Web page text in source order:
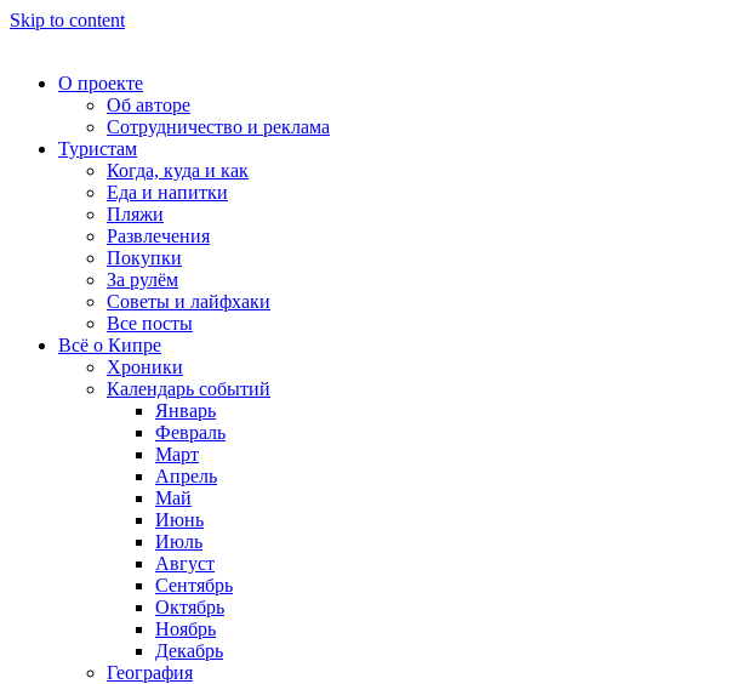
Skip to content
О проекте
Об авторе
Сотрудничество и реклама
Туристам
Когда, куда и как
Еда и напитки
Пляжи
Развлечения
Покупки
За рулём
Советы и лайфхаки
Все посты
Всё о Кипре
Хроники
Календарь событий
Январь
Февраль
Март
Апрель
Май
Июнь
Июль
Август
Сентябрь
Октябрь
Ноябрь
Декабрь
География